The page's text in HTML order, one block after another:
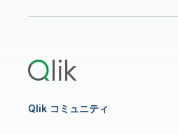
Qlik Cloud Analytics
Qlik コミュニティ